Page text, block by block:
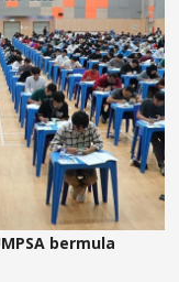
bermula